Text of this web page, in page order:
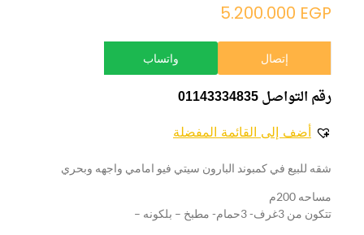
5.200.000 EGP
إتصال واتساب
رقم التواصل 01143334835
أضف إلى القائمة المفضلة
شقه للبيع في كمبوند البارون سيتي فيو امامي واجهه وبحري
مساحه 200م
تتكون من 3غرف- 3حمام- مطبخ – بلكونه –